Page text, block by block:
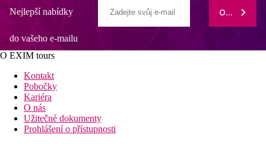
Nejlepší nabídky
do vašeho e-mailu
ODEBÍRAT
O EXIM tours
Kontakt
Pobočky
Kariéra
O nás
Užitečné dokumenty
Prohlášení o přístupnosti